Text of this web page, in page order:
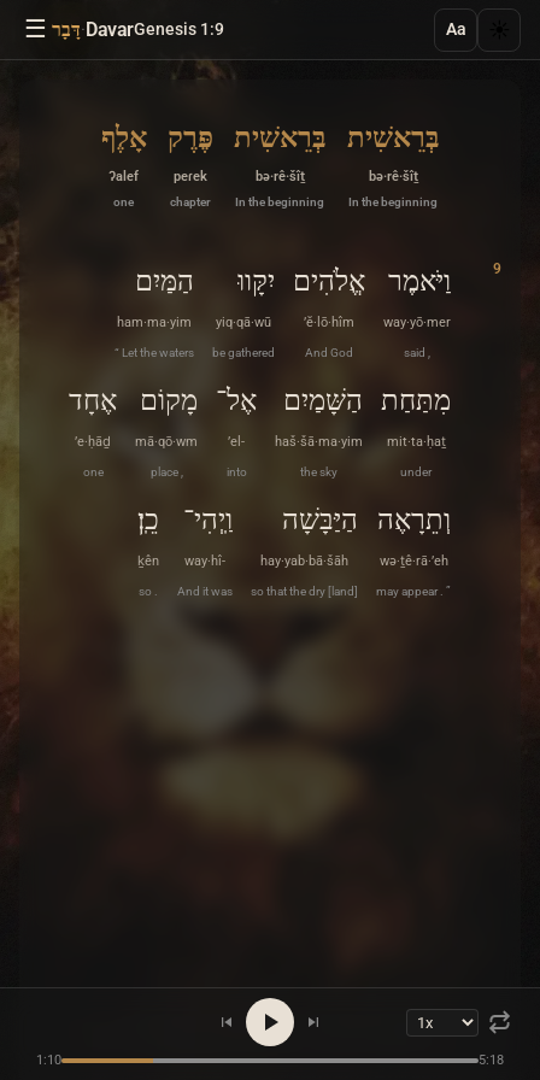
☰ דָּבָר·DavarGenesis 1:9 Aa
בְּרֵאשִׁית
bə·rê·šîṯ
In the beginning
בְּרֵאשִׁית
bə·rê·šîṯ
In the beginning
פֶּרֶק
peɾek
chapter
אָלֶף
ʔalef
one
9 וַיֹּאמֶר
way·yō·mer
said ,
אֱלֹהִים
’ĕ·lō·hîm
And God
יִקָּווּ
yiq·qā·wū
be gathered
הַמַּיִם
ham·ma·yim
“ Let the waters
מִתַּחַת
mit·ta·ḥaṯ
under
הַשָּׁמַיִם
haš·šā·ma·yim
the sky
אֶל־
’el-
into
מָקוֹם
mā·qō·wm
place ,
אֶחָד
’e·ḥāḏ
one
וְתֵרָאֶה
wə·ṯê·rā·’eh
may appear . ”
הַיַּבָּשָׁה
hay·yab·bā·šāh
so that the dry [land]
וַֽיְהִי־
way·hî-
And it was
כֵֽן׃
ḵên
so .
1:10 5:18